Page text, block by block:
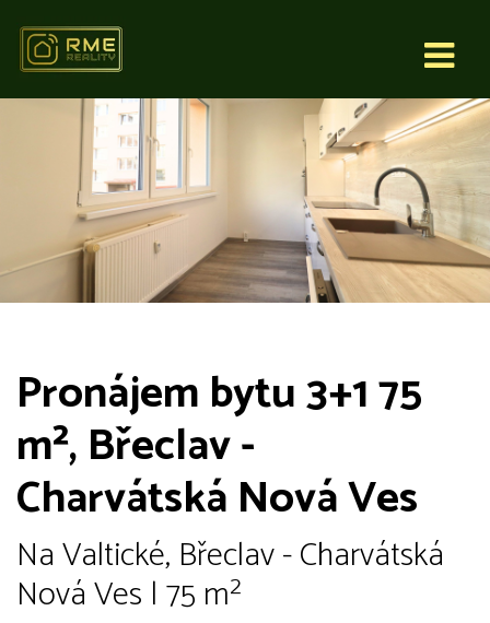
Pronájem bytu 3+1 75
m², Břeclav -
Charvátská Nová Ves
Na Valtické, Břeclav - Charvátská
Nová Ves | 75 m²